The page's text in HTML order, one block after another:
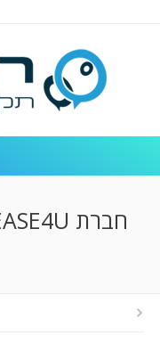
אודות